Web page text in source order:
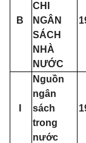
B
CHI
NGÂN
SÁCH
NHÀ
NƯỚC
Nguồn
ngân
sách
trong
nước